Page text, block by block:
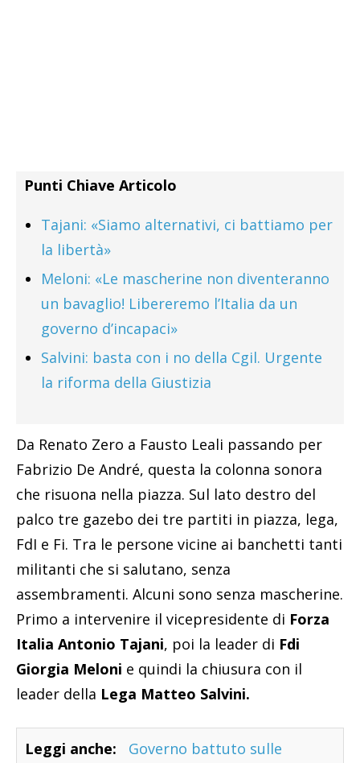
Punti Chiave Articolo
Tajani: «Siamo alternativi, ci battiamo per
la libertà»
Meloni: «Le mascherine non diventeranno
un bavaglio! Libereremo l’Italia da un
governo d’incapaci»
Salvini: basta con i no della Cgil. Urgente
la riforma della Giustizia
Da Renato Zero a Fausto Leali passando per
Fabrizio De André, questa la colonna sonora
che risuona nella piazza. Sul lato destro del
palco tre gazebo dei tre partiti in piazza, lega,
FdI e Fi. Tra le persone vicine ai banchetti tanti
militanti che si salutano, senza
assembramenti. Alcuni sono senza mascherine.
Primo a intervenire il vicepresidente di Forza
Italia Antonio Tajani, poi la leader di Fdi
Giorgia Meloni e quindi la chiusura con il
leader della Lega Matteo Salvini.
Leggi anche:
Governo battuto sulle